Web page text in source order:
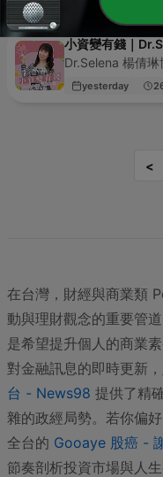
3 days ago
小資變有錢｜
Dr.Selena 楊倩
yesterday
<
在台灣，財經與商業類
動與理財觀念的重要管
是希望提升個人的商業
對金融訊息的即時更新，
台 - News98 提供了精
雜的政經局勢。若你偏
全台的 Gooaye 股癌 -
節奏剖析投資市場與人生